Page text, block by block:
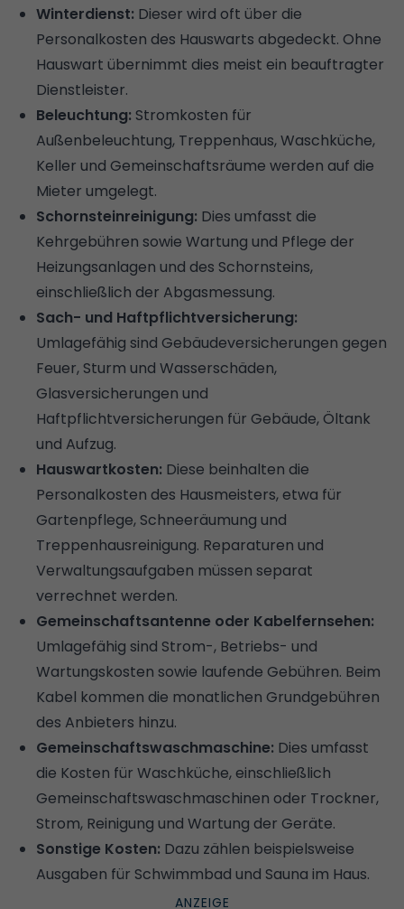
Winterdienst: Dieser wird oft über die
Personalkosten des Hauswarts abgedeckt. Ohne
Hauswart übernimmt dies meist ein beauftragter
Dienstleister.
Beleuchtung: Stromkosten für
Außenbeleuchtung, Treppenhaus, Waschküche,
Keller und Gemeinschaftsräume werden auf die
Mieter umgelegt.
Schornsteinreinigung: Dies umfasst die
Kehrgebühren sowie Wartung und Pflege der
Heizungsanlagen und des Schornsteins,
einschließlich der Abgasmessung.
Sach- und Haftpflichtversicherung:
Umlagefähig sind Gebäudeversicherungen gegen
Feuer, Sturm und Wasserschäden,
Glasversicherungen und
Haftpflichtversicherungen für Gebäude, Öltank
und Aufzug.
Hauswartkosten: Diese beinhalten die
Personalkosten des Hausmeisters, etwa für
Gartenpflege, Schneeräumung und
Treppenhausreinigung. Reparaturen und
Verwaltungsaufgaben müssen separat
verrechnet werden.
Gemeinschaftsantenne oder Kabelfernsehen:
Umlagefähig sind Strom-, Betriebs- und
Wartungskosten sowie laufende Gebühren. Beim
Kabel kommen die monatlichen Grundgebühren
des Anbieters hinzu.
Gemeinschaftswaschmaschine: Dies umfasst
die Kosten für Waschküche, einschließlich
Gemeinschaftswaschmaschinen oder Trockner,
Strom, Reinigung und Wartung der Geräte.
Sonstige Kosten: Dazu zählen beispielsweise
Ausgaben für Schwimmbad und Sauna im Haus.